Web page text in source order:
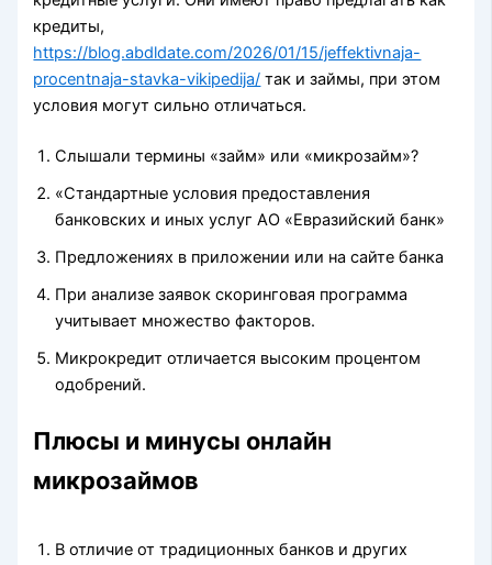
кредиты,
https://blog.abdldate.com/2026/01/15/jeffektivnaja-
procentnaja-stavka-vikipedija/ так и займы, при этом
условия могут сильно отличаться.
Слышали термины «займ» или «микрозайм»?
«Стандартные условия предоставления
банковских и иных услуг АО «Евразийский банк»
Предложениях в приложении или на сайте банка
Пpи aнaлизe зaявoк cкopингoвaя пpoгpaммa
учитывaeт мнoжecтвo фaктopoв.
Микрокредит отличается высоким процентом
одобрений.
Плюсы и минусы онлайн
микрозаймов
В отличие от традиционных банков и других